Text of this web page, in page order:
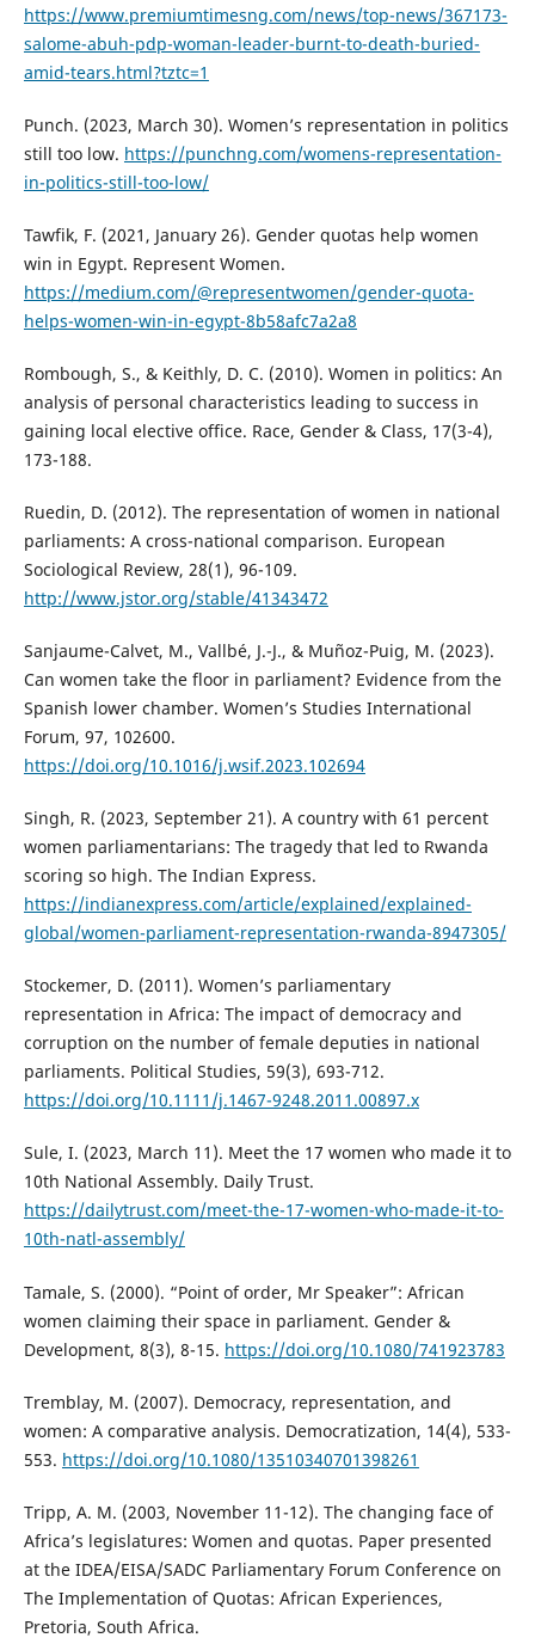
https://www.premiumtimesng.com/news/top-news/367173-
salome-abuh-pdp-woman-leader-burnt-to-death-buried-
amid-tears.html?tztc=1
Punch. (2023, March 30). Women’s representation in politics
still too low. https://punchng.com/womens-representation-
in-politics-still-too-low/
Tawfik, F. (2021, January 26). Gender quotas help women
win in Egypt. Represent Women.
https://medium.com/@representwomen/gender-quota-
helps-women-win-in-egypt-8b58afc7a2a8
Rombough, S., & Keithly, D. C. (2010). Women in politics: An
analysis of personal characteristics leading to success in
gaining local elective office. Race, Gender & Class, 17(3-4),
173-188.
Ruedin, D. (2012). The representation of women in national
parliaments: A cross-national comparison. European
Sociological Review, 28(1), 96-109.
http://www.jstor.org/stable/41343472
Sanjaume-Calvet, M., Vallbé, J.-J., & Muñoz-Puig, M. (2023).
Can women take the floor in parliament? Evidence from the
Spanish lower chamber. Women’s Studies International
Forum, 97, 102600.
https://doi.org/10.1016/j.wsif.2023.102694
Singh, R. (2023, September 21). A country with 61 percent
women parliamentarians: The tragedy that led to Rwanda
scoring so high. The Indian Express.
https://indianexpress.com/article/explained/explained-
global/women-parliament-representation-rwanda-8947305/
Stockemer, D. (2011). Women’s parliamentary
representation in Africa: The impact of democracy and
corruption on the number of female deputies in national
parliaments. Political Studies, 59(3), 693-712.
https://doi.org/10.1111/j.1467-9248.2011.00897.x
Sule, I. (2023, March 11). Meet the 17 women who made it to
10th National Assembly. Daily Trust.
https://dailytrust.com/meet-the-17-women-who-made-it-to-
10th-natl-assembly/
Tamale, S. (2000). “Point of order, Mr Speaker”: African
women claiming their space in parliament. Gender &
Development, 8(3), 8-15. https://doi.org/10.1080/741923783
Tremblay, M. (2007). Democracy, representation, and
women: A comparative analysis. Democratization, 14(4), 533-
553. https://doi.org/10.1080/13510340701398261
Tripp, A. M. (2003, November 11-12). The changing face of
Africa’s legislatures: Women and quotas. Paper presented
at the IDEA/EISA/SADC Parliamentary Forum Conference on
The Implementation of Quotas: African Experiences,
Pretoria, South Africa.